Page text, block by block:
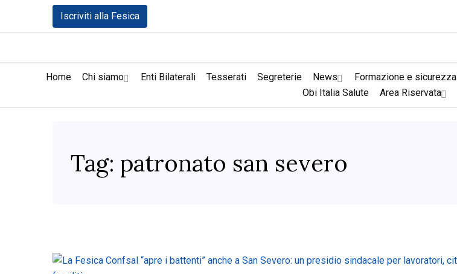
Iscriviti alla Fesica
Home Chi siamo Enti Bilaterali Tesserati Segreterie News Formazione e sicurezza
Obi Italia Salute
Area Riservata
Tag: patronato san severo